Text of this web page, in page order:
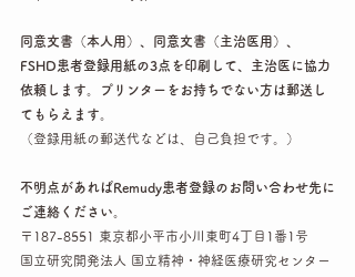
同意文書（本人用）、同意文書（主治医用）、
FSHD患者登録用紙の3点を印刷して、主治医に協力
依頼します。プリンターをお持ちでない方は郵送し
てもらえます。
（登録用紙の郵送代などは、自己負担です。）
不明点があればRemudy患者登録のお問い合わせ先に
ご連絡ください。
〒187-8551 東京都小平市小川東町4丁目1番1号
国立研究開発法人 国立精神・神経医療研究センター